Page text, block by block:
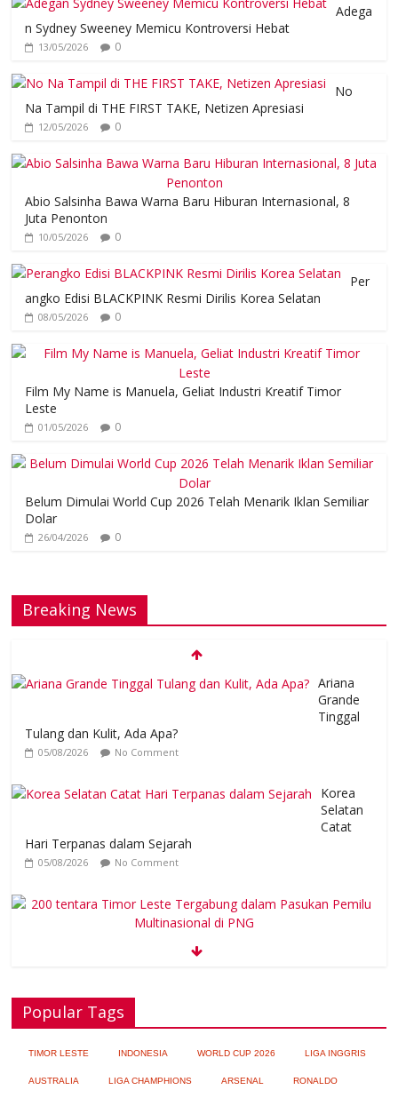
Adega
n Sydney Sweeney Memicu Kontroversi Hebat
13/05/2026 0
No
Na Tampil di THE FIRST TAKE, Netizen Apresiasi
12/05/2026 0
Abio Salsinha Bawa Warna Baru Hiburan Internasional, 8
Juta Penonton
10/05/2026 0
Per
angko Edisi BLACKPINK Resmi Dirilis Korea Selatan
08/05/2026 0
Film My Name is Manuela, Geliat Industri Kreatif Timor
Leste
01/05/2026 0
Belum Dimulai World Cup 2026 Telah Menarik Iklan Semiliar
Dolar
26/04/2026 0
Breaking News
Ariana
Grande
Tinggal
Tulang dan Kulit, Ada Apa?
05/08/2026 No Comment
Korea
Selatan
Catat
Hari Terpanas dalam Sejarah
05/08/2026 No Comment
200 tentara Timor Leste Tergabung dalam Pasukan Pemilu
Nyamuk Dapat Tertarik pada Obat
Pengusir Serangga
Popular Tags
TIMOR LESTE INDONESIA WORLD CUP 2026 LIGA INGGRIS
AUSTRALIA LIGA CHAMPHIONS ARSENAL RONALDO